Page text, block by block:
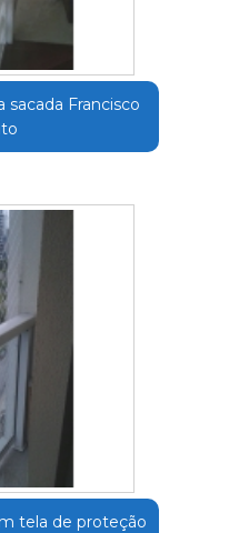
Francisco
tela de proteção